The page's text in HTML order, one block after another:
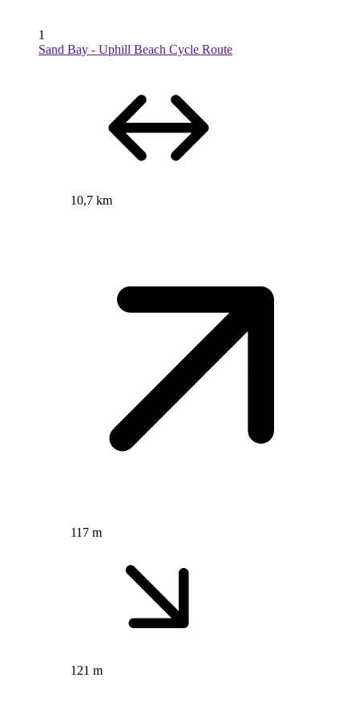
1
Sand Bay - Uphill Beach Cycle Route
10,7 km
117 m
121 m